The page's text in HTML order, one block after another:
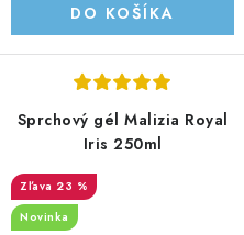
DO KOŠÍKA
Sprchový gél Malizia Royal
Iris 250ml
23 %
Novinka